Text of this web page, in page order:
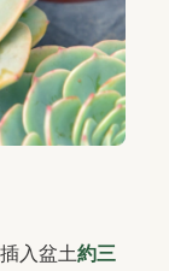
入盆土約三